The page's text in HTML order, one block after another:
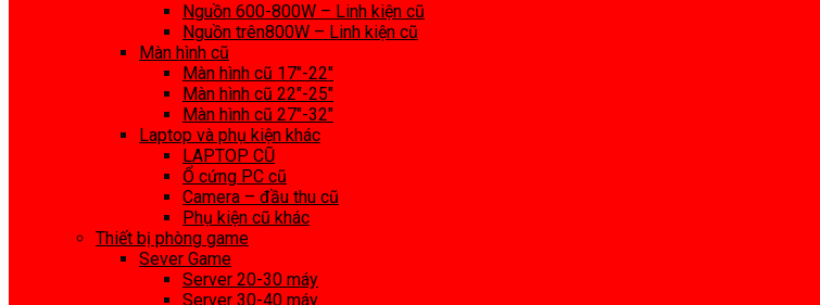
Nguồn 600-800W – Linh kiện cũ
Nguồn trên800W – Linh kiện cũ
Màn hình cũ
Màn hình cũ 17″-22″
Màn hình cũ 22″-25″
Màn hình cũ 27″-32″
Laptop và phụ kiện khác
LAPTOP CŨ
Ổ cứng PC cũ
Camera – đầu thu cũ
Phụ kiện cũ khác
Thiết bị phòng game
Sever Game
Server 20-30 máy
Server 30-40 máy